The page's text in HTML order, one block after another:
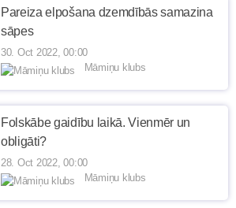
Pareiza elpošana dzemdībās samazina
sāpes
30. Oct 2022, 00:00
Māmiņu klubs
Folskābe gaidību laikā. Vienmēr un
obligāti?
28. Oct 2022, 00:00
Māmiņu klubs